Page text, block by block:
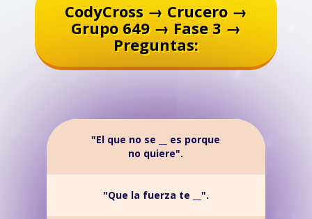
CodyCross → Crucero →
Grupo 649 → Fase 3 →
Preguntas:
"El que no se __ es porque
no quiere".
"Que la fuerza te __".